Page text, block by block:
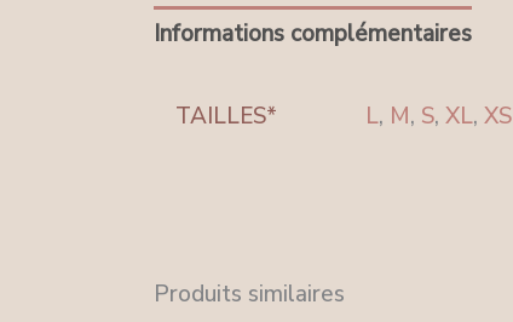
Informations complémentaires
TAILLES* L, M, S,XL,XS
Produits similaires